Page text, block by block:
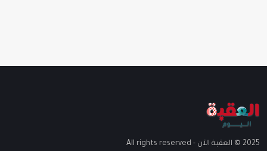
2025 © العقبة الآن - All rights reserved